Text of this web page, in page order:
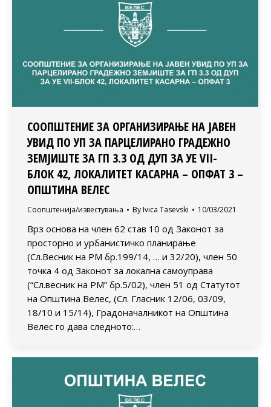
СООПШТЕНИЕ ЗА ОРГАНИЗИРАЊЕ НА ЈАВЕН
УВИД ПО УП ЗА ПАРЦЕЛИРАНО ГРАДЕЖНО
ЗЕМЈИШТЕ ЗА ГП 3.3 ОД ДУП ЗА УЕ VII-
БЛОК 42, ЛОКАЛИТЕТ КАСАРНА – ОПФАТ 3 –
ОПШТИНА ВЕЛЕС
Соопштенија/известувања By Ivica Tasevski 10/03/2021
Врз основа на член 62 став 10 од Законот за
просторно и урбанистичко планирање
(Сл.Весник на РМ бр.199/14, … и 32/20), член 50
точка 4 од Законот за локална самоуправа
(“Сл.весник на РМ” бр.5/02), член 51 од Статутот
на Општина Велес, (Сл. Гласник 12/06, 03/09,
18/10 и 15/14), Градоначалникот на Општина
Велес го дава следното:…